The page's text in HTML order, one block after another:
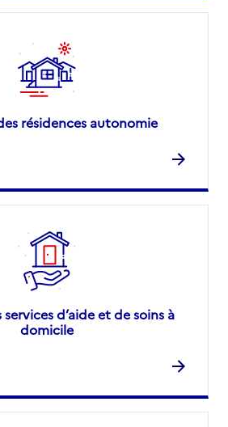
résidences autonomie
d’aide et de soins à
domicile